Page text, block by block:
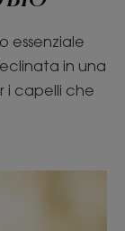
essenziale
in una
i capelli che